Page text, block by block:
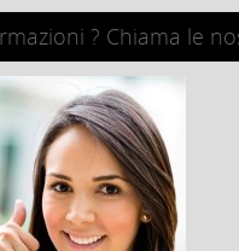
? Chiama le